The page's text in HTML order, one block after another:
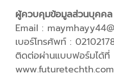
ผู้ควบคุมข้อมูลส่วนบุคคล
Email :
เบอร์โทรศัพท์ :
ติดต่อผ่านแบบฟอร์มได้ที่